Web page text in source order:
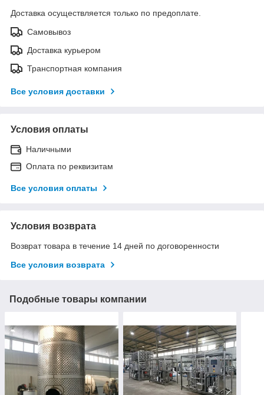
Доставка осуществляется только по предоплате.
Самовывоз
Доставка курьером
Транспортная компания
Все условия доставки
Условия оплаты
Наличными
Оплата по реквизитам
Все условия оплаты
Условия возврата
Возврат товара в течение 14 дней по договоренности
Все условия возврата
Подобные товары компании